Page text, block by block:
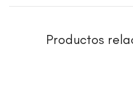
Productos